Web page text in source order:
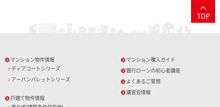
TOP
マンション物件情報
ディアコートシリーズ
アーバンパレットシリーズ
戸建て物件情報
マンション購入ガイド
銀行ローンの初心者講座
よくあるご質問
講習会情報